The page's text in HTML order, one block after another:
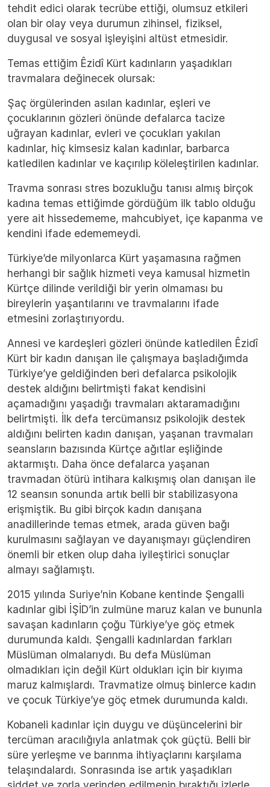
tehdit edici olarak tecrübe ettiği, olumsuz etkileri
olan bir olay veya durumun zihinsel, fiziksel,
duygusal ve sosyal işleyişini altüst etmesidir.
Temas ettiğim Êzidî Kürt kadınların yaşadıkları
travmalara değinecek olursak:
Şaç örgülerinden asılan kadınlar, eşleri ve
çocuklarının gözleri önünde defalarca tacize
uğrayan kadınlar, evleri ve çocukları yakılan
kadınlar, hiç kimsesiz kalan kadınlar, barbarca
katledilen kadınlar ve kaçırılıp köleleştirilen kadınlar.
Travma sonrası stres bozukluğu tanısı almış birçok
kadına temas ettiğimde gördüğüm ilk tablo olduğu
yere ait hissedememe, mahcubiyet, içe kapanma ve
kendini ifade edememeydi.
Türkiye’de milyonlarca Kürt yaşamasına rağmen
herhangi bir sağlık hizmeti veya kamusal hizmetin
Kürtçe dilinde verildiği bir yerin olmaması bu
bireylerin yaşantılarını ve travmalarını ifade
etmesini zorlaştırıyordu.
Annesi ve kardeşleri gözleri önünde katledilen Êzidî
Kürt bir kadın danışan ile çalışmaya başladığımda
Türkiye’ye geldiğinden beri defalarca psikolojik
destek aldığını belirtmişti fakat kendisini
açamadığını yaşadığı travmaları aktaramadığını
belirtmişti. İlk defa tercümansız psikolojik destek
aldığını belirten kadın danışan, yaşanan travmaları
seansların bazısında Kürtçe ağıtlar eşliğinde
aktarmıştı. Daha önce defalarca yaşanan
travmadan ötürü intihara kalkışmış olan danışan ile
12 seansın sonunda artık belli bir stabilizasyona
erişmiştik. Bu gibi birçok kadın danışana
anadillerinde temas etmek, arada güven bağı
kurulmasını sağlayan ve dayanışmayı güçlendiren
önemli bir etken olup daha iyileştirici sonuçlar
almayı sağlamıştı.
2015 yılında Suriye’nin Kobane kentinde Şengalli
kadınlar gibi İŞİD’in zulmüne maruz kalan ve bununla
savaşan kadınların çoğu Türkiye’ye göç etmek
durumunda kaldı. Şengalli kadınlardan farkları
Müslüman olmalarıydı. Bu defa Müslüman
olmadıkları için değil Kürt oldukları için bir kıyıma
maruz kalmışlardı. Travmatize olmuş binlerce kadın
ve çocuk Türkiye’ye göç etmek durumunda kaldı.
Kobaneli kadınlar için duygu ve düşüncelerini bir
tercüman aracılığıyla anlatmak çok güçtü. Belli bir
süre yerleşme ve barınma ihtiyaçlarını karşılama
telaşındalardı. Sonrasında ise artık yaşadıkları